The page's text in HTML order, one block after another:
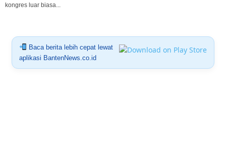
kongres luar biasa...
Baca berita lebih cepat lewat
aplikasi BantenNews.co.id